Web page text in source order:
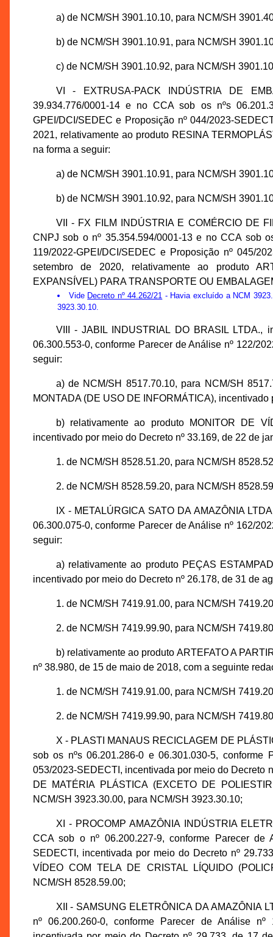
a) de NCM/SH 3901.10.10, para NCM/SH
b) de NCM/SH 3901.10.91, para NCM/SH
c) de NCM/SH 3901.10.92, para NCM/SH
VI - EXTRUSA-PACK INDÚSTRIA DE
39.934.776/0001-14 e no CCA sob os nºs
GPEI/DCI/SEDEC e Proposição nº 044/2023-
2021, relativamente ao produto RESINA
na forma a seguir:
a) de NCM/SH 3901.10.91, para NCM/SH
b) de NCM/SH 3901.10.92, para NCM/SH
VII - FX FILM INDÚSTRIA E COMÉRCIO DE
CNPJ sob o nº 35.354.594/0001-13 e no CCA sob
119/2022-GPEI/DCI/SEDEC e Proposição nº 045/
setembro de 2020, relativamente ao produto
EXPANSÍVEL) PARA TRANSPORTE OU
Vide Decreto nº 44.262/21 - Havia excluído a NCM
3923.30.10.
VIII - JABIL INDUSTRIAL DO BRASIL LTDA.,
06.300.553-0, conforme Parecer de Análise nº 122/
seguir:
a) de NCM/SH 8517.70.10, para NCM/SH
MONTADA (DE USO DE INFORMÁTICA),
b) relativamente ao produto MONITOR DE
incentivado por meio do Decreto nº 33.169, de 22 de
1. de NCM/SH 8528.51.20, para NCM/SH
2. de NCM/SH 8528.59.20, para NCM/SH
IX - METALÚRGICA SATO DA AMAZÔNIA
06.300.075-0, conforme Parecer de Análise nº 162/
seguir:
a) relativamente ao produto PEÇAS
incentivado por meio do Decreto nº 26.178, de 31 de
1. de NCM/SH 7419.91.00, para NCM/SH
2. de NCM/SH 7419.99.90, para NCM/SH
b) relativamente ao produto ARTEFATO A
nº 38.980, de 15 de maio de 2018, com a seguinte
1. de NCM/SH 7419.91.00, para NCM/SH
2. de NCM/SH 7419.99.90, para NCM/SH
X - PLASTI MANAUS RECICLAGEM DE
sob os nºs 06.201.286-0 e 06.301.030-5, conforme
053/2023-SEDECTI, incentivada por meio do Decreto
DE MATÉRIA PLÁSTICA (EXCETO DE
NCM/SH 3923.30.00, para NCM/SH 3923.30.10;
XI - PROCOMP AMAZÔNIA INDÚSTRIA
CCA sob o nº 06.200.227-9, conforme Parecer de
SEDECTI, incentivada por meio do Decreto nº
VÍDEO COM TELA DE CRISTAL LÍQUIDO
NCM/SH 8528.59.00;
XII - SAMSUNG ELETRÔNICA DA AMAZÔNIA
nº 06.200.260-0, conforme Parecer de Análise nº